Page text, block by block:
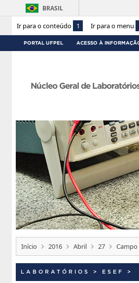
Ir para o conteúdo 1 Ir para o menu
BRASIL
PORTAL UFPEL ACESSO À
Núcleo Geral de
Início 2016 Abril 27
LABORATÓRIOS > ESEF >